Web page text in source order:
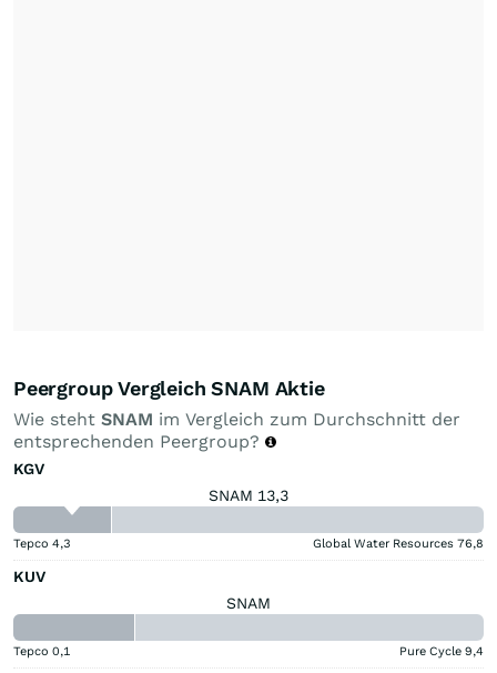
Peergroup Vergleich SNAM Aktie
Wie steht SNAM im Vergleich zum Durchschnitt der
entsprechenden Peergroup?
KGV
SNAM 13,3
Tepco 4,3 Global Water Resources 76,8
KUV
SNAM
Tepco 0,1 Pure Cycle 9,4